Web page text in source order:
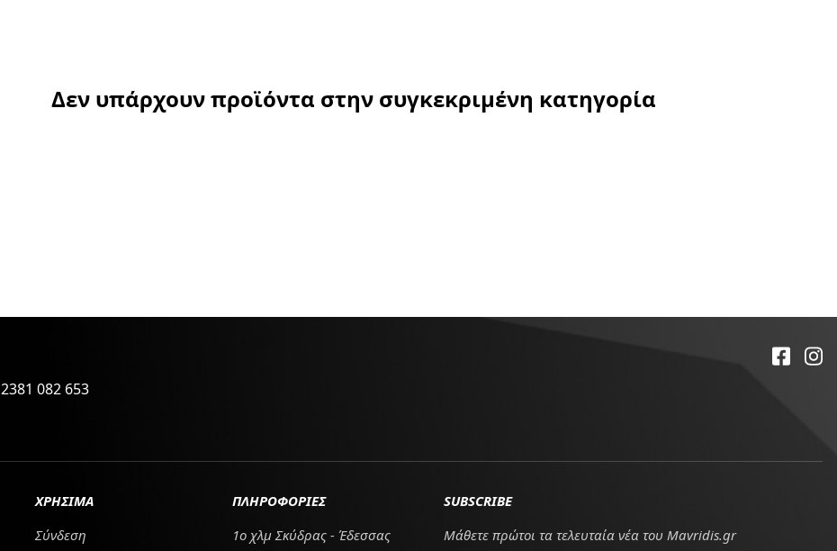
Δεν υπάρχουν προϊόντα στην συγκεκριμένη κατηγορία
2381 082 653
ΧΡΗΣΙΜΑ
Σύνδεση
ΠΛΗΡΟΦΟΡΙΕΣ
1ο χλμ Σκύδρας - Έδεσσας
SUBSCRIBE
Μάθετε πρώτοι τα τελευταία νέα του Mavridis.gr